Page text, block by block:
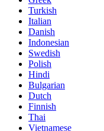
Turkish
Italian
Danish
Indonesian
Swedish
Polish
Hindi
Bulgarian
Dutch
Finnish
Thai
Vietnamese